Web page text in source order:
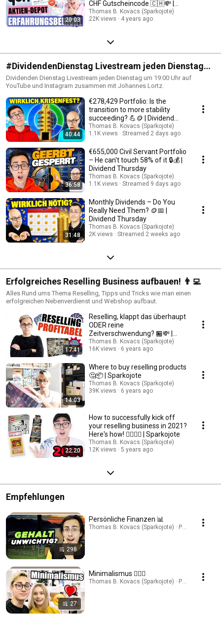
20:03
CHF Gutscheincode 🇨🇭💸 |
Sparkojote
Thomas B. Kovacs (Sparkojote)
22K views
4 years ago
#DividendenDienstag Livestream jeden Dienstag
19:00 Uhr 💵
Dividenden Dienstag Livestream jeden Dienstag um 19:00 Uhr auf
YouTube und Instagram zusammen mit Johannes Lortz.
40:44
€278,429 Portfolio: Is the
transition to more stability
succeeding? 💪🪙 | Dividend
Thursday
Thomas B. Kovacs (Sparkojote)
1.1K views
Streamed 2 days ago
36:58
€655,000 Civil Servant Portfolio
– He can't touch 58% of it 🔒💰 |
Dividend Thursday
Thomas B. Kovacs (Sparkojote)
1.1K views
Streamed 9 days ago
31:48
Monthly Dividends – Do You
Really Need Them? 🪙📅 |
Dividend Thursday
Thomas B. Kovacs (Sparkojote)
2K views
Streamed 2 weeks ago
Erfolgreiches Reselling Business aufbauen! 👨‍💻
Alles Rund ums Thema Reselling, Tipps und Tricks wie man einen
erfolgreichen Nebenverdienst und Webshop aufbaut.
17:41
Reselling, klappt das überhaupt
ODER reine
Zeitverschwendung? 🏪💸 |
Sparkojote
Thomas B. Kovacs (Sparkojote)
16K views
6 years ago
14:03
Where to buy reselling products
🤔📦 | Sparkojote
Thomas B. Kovacs (Sparkojote)
39K views
6 years ago
22:20
How to successfully kick off
your reselling business in 2021?
Here's how! 🤹🏻‍♂‍💰 | Sparkojote
Thomas B. Kovacs (Sparkojote)
12K views
5 years ago
Empfehlungen
298
Persönliche Finanzen 📊
Thomas B. Kovacs (Sparkojote) · Playlist
27
Minimalismus 🧘🏻‍♂️
Thomas B. Kovacs (Sparkojote) · Playlist